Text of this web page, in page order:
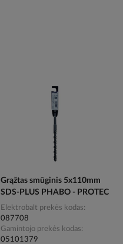
Grąžtas smūginis 5x110mm
SDS-PLUS PHABO - PROTEC
Elektrobalt prekės kodas
087708
Gamintojo prekės kodas
05101379